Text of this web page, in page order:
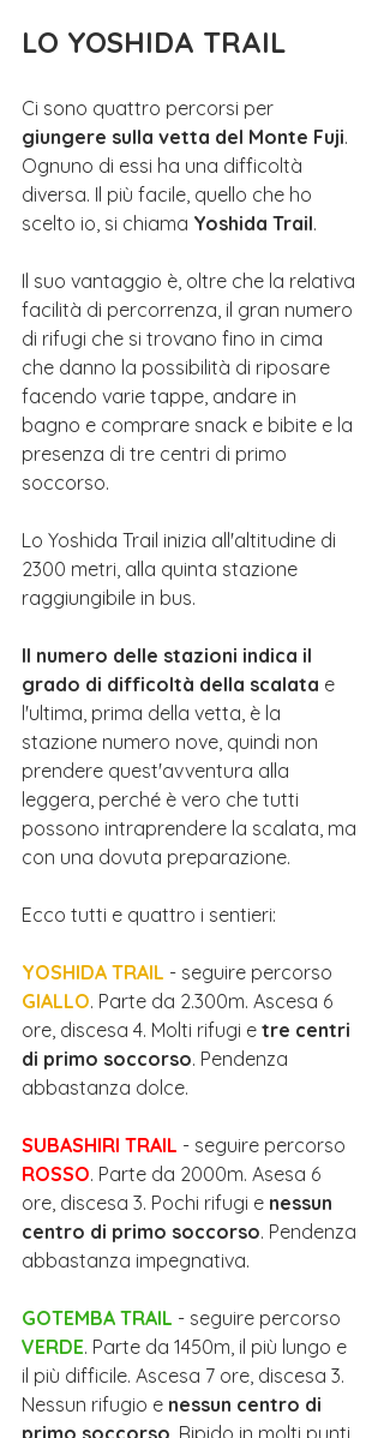
LO YOSHIDA TRAIL
Ci sono quattro percorsi per
giungere sulla vetta del Monte Fuji.
Ognuno di essi ha una difficoltà
diversa. Il più facile, quello che ho
scelto io, si chiama Yoshida Trail.
Il suo vantaggio è, oltre che la relativa
facilità di percorrenza, il gran numero
di rifugi che si trovano fino in cima
che danno la possibilità di riposare
facendo varie tappe, andare in
bagno e comprare snack e bibite e la
presenza di tre centri di primo
soccorso.
Lo Yoshida Trail inizia all'altitudine di
2300 metri, alla quinta stazione
raggiungibile in bus.
Il numero delle stazioni indica il
grado di difficoltà della scalata e
l'ultima, prima della vetta, è la
stazione numero nove, quindi non
prendere quest'avventura alla
leggera, perché è vero che tutti
possono intraprendere la scalata, ma
con una dovuta preparazione.
Ecco tutti e quattro i sentieri:
YOSHIDA TRAIL - seguire percorso
GIALLO. Parte da 2.300m. Ascesa 6
ore, discesa 4. Molti rifugi e tre centri
di primo soccorso. Pendenza
abbastanza dolce.
SUBASHIRI TRAIL - seguire percorso
ROSSO. Parte da 2000m. Asesa 6
ore, discesa 3. Pochi rifugi e nessun
centro di primo soccorso. Pendenza
abbastanza impegnativa.
GOTEMBA TRAIL - seguire percorso
VERDE. Parte da 1450m, il più lungo e
il più difficile. Ascesa 7 ore, discesa 3.
Nessun rifugio e nessun centro di
primo soccorso . Ripido in molti punti.